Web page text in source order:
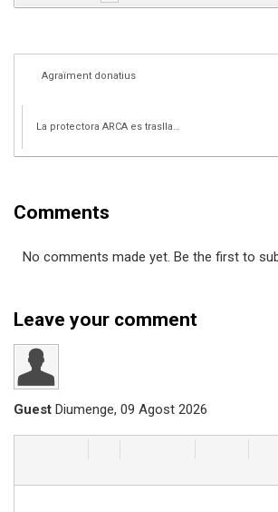
Agraïment donatius
La protectora ARCA es trasllada a Aldover després ...
Comments
No comments made yet. Be the first to
Leave your comment
Guest Diumenge, 09 Agost 2026